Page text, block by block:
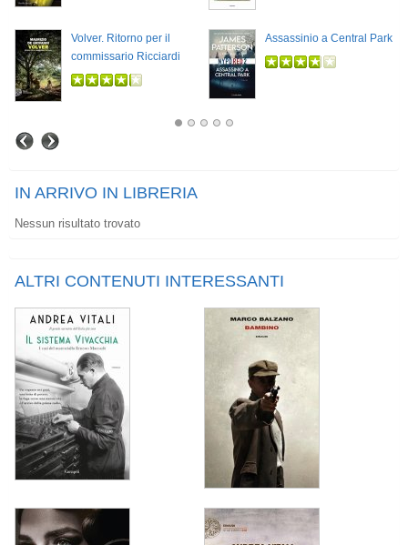
Volver. Ritorno per il
commissario Ricciardi
Assassinio a Central Park
IN ARRIVO IN LIBRERIA
Nessun risultato trovato
ALTRI CONTENUTI INTERESSANTI